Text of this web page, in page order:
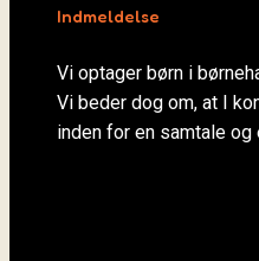
Indmeldelse
Vi optager børn i
Vi beder dog om, at I
inden for en samtale og